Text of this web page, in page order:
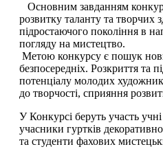
Основним завданням
розвитку таланту та творчих
підростаючого покоління в
погляду на мистецтво.
Метою конкурсу є пошук
безпосередніх. Розкриття та
потенціалу молодих
до творчості, сприяння
У Конкурсі беруть участь
учасники гуртків
та студенти фахових